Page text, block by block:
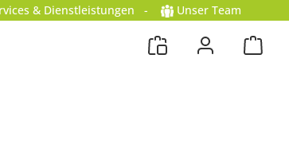
& Dienstleistungen - Unser Team